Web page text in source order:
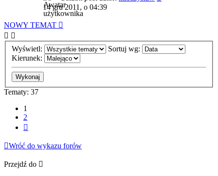
14 gru 2011, o 04:39
NOWY TEMAT
Wyświetl:
Sortuj wg:
Kierunek:
Tematy: 37
1
2
Wróć do wykazu forów
Przejdź do